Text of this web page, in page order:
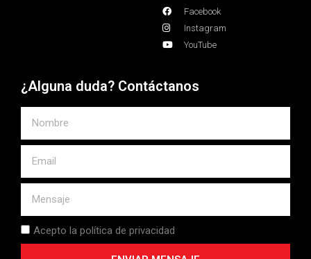
Facebook
Instagram
YouTube
¿Alguna duda? Contáctanos
Acepto la política de privacidad